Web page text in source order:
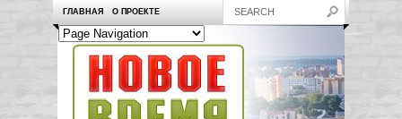
ГЛАВНАЯ О ПРОЕКТЕ